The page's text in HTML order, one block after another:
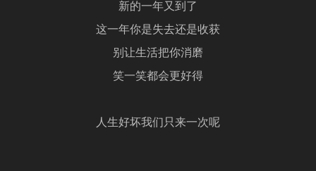
新的一年又到了
这一年你是失去还是收获
别让生活把你消磨
笑一笑都会更好得
人生好坏我们只来一次呢